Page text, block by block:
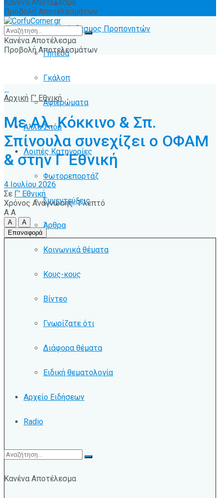
Ειδήσεις
Σύνδεσμος Προπονητών
Γήπεδα
Γκάλοπ
Αφιερώματα
Άλλα Σπόρ
Λοιπές Κατηγορίες
Φωτορεπορτάζ
Συνεντεύξεις
Άρθρα
Κοινωνικά θέματα
Κους-κους
Βίντεο
Γνωρίζατε ότι
Διάφορα θέματα
Ειδική θεματολογία
Αρχείο Ειδήσεων
Radio
Κανένα Αποτέλεσμα
Κανένα Αποτέλεσμα
Προβολή Αποτελεσμάτων
Κανένα Αποτέλεσμα
Προβολή Αποτελεσμάτων
Αρχική Γ’ Εθνική
Με Αλ. Κόκκινο & Σπ.
Σπίνουλα συνεχίζει ο ΟΦΑΜ
& στην Γ Έθνική
4 Ιουλίου 2026
Σε Γ’ Εθνική
Χρόνος Ανάγνωσης: 1 λεπτό
A A
A
A
Επαναφορά